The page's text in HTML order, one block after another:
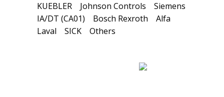
KUEBLER
Johnson Controls
Siemens
IA/DT (CA01)
Bosch Rexroth
Alfa
Laval
SICK Others